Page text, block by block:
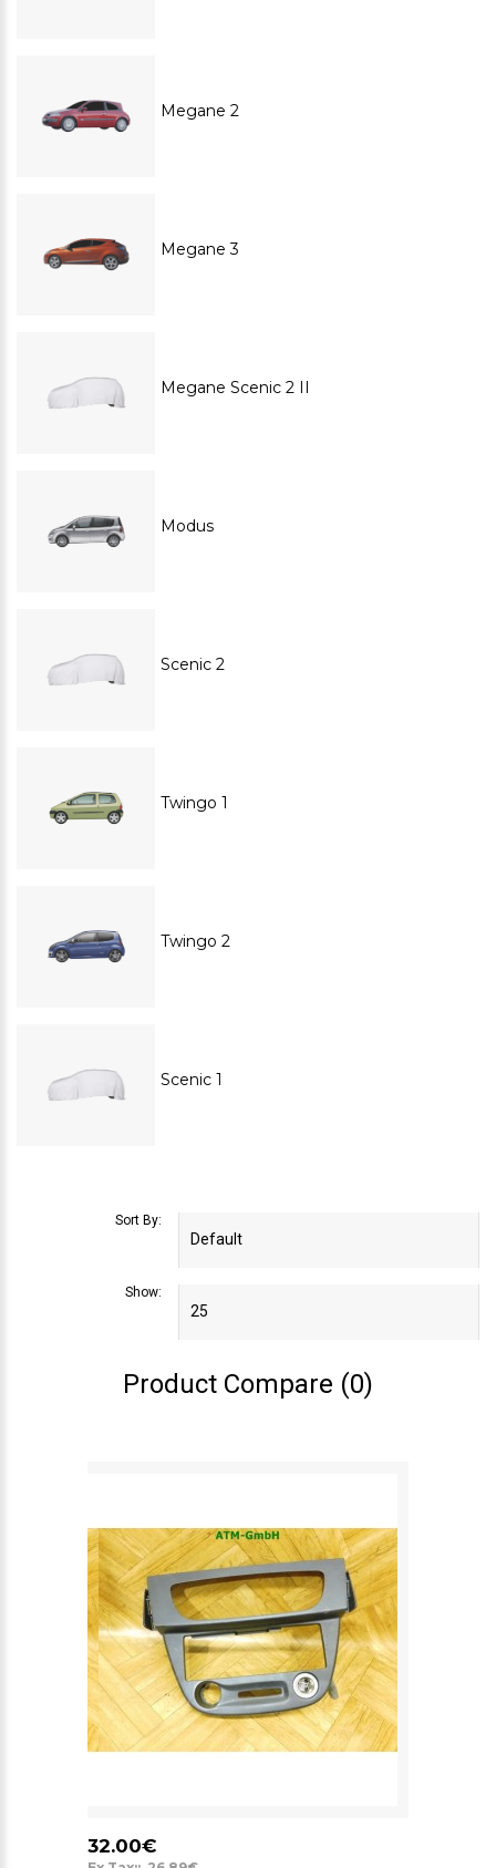
Megane 2
Megane 3
Megane Scenic 2 II
Modus
Scenic 2
Twingo 1
Twingo 2
Scenic 1
Sort By:
Show:
Product Compare (0)
32.00€